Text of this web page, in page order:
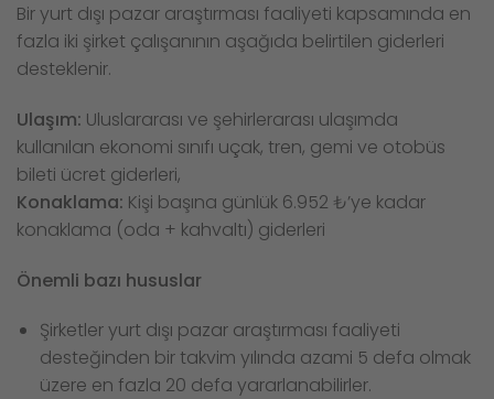
Bir yurt dışı pazar araştırması faaliyeti kapsamında en
fazla iki şirket çalışanının aşağıda belirtilen giderleri
desteklenir.
Ulaşım: Uluslararası ve şehirlerarası ulaşımda
kullanılan ekonomi sınıfı uçak, tren, gemi ve otobüs
bileti ücret giderleri,
Konaklama: Kişi başına günlük 6.952 ₺’ye kadar
konaklama (oda + kahvaltı) giderleri
Önemli bazı hususlar
Şirketler yurt dışı pazar araştırması faaliyeti
desteğinden bir takvim yılında azami 5 defa olmak
üzere en fazla 20 defa yararlanabilirler.